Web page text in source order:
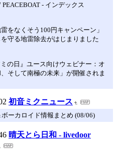
- インデックス
をなくそう100円キャンペーン」
守る地雷除去がはじまりました
の日』ユース向けウェビナー：オ
そして南極の未来」が開催されま
初音ミクニュース
ーカロイド情報まとめ (08/06)
晴天とら日和 - livedoor